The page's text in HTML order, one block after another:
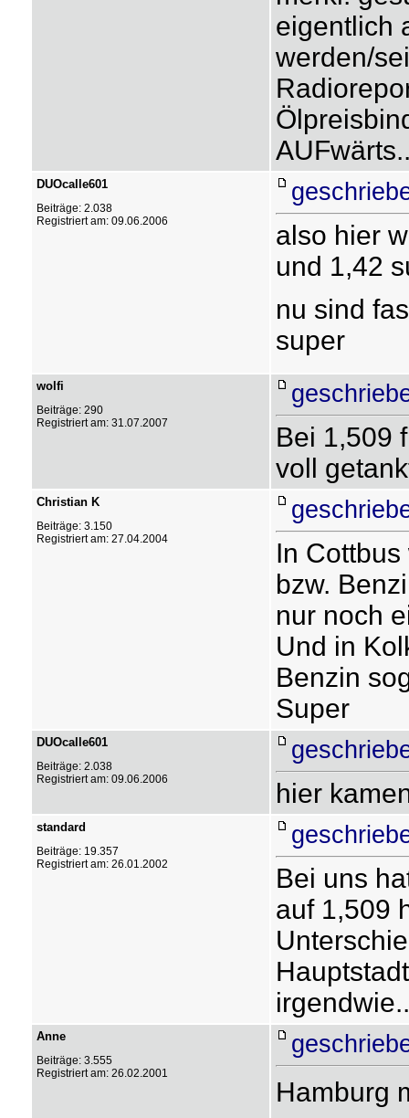
eigentlich
werden/
DUOcalle601
Beiträge: 2.038
Registriert am: 09.06.2006
also hier
und 1,42
nu sind
super
wolfi
Beiträge: 290
Registriert am: 31.07.2007
Bei 1,509
voll
Christian K
Beiträge: 3.150
Registriert am: 27.04.2004
In
bzw.
nur noch
Und in
Benzin
Super
DUOcalle601
Beiträge: 2.038
Registriert am: 09.06.2006
hier
standard
Beiträge: 19.357
Registriert am: 26.01.2002
Bei uns
auf 1,509
Anne
Beiträge: 3.555
Registriert am: 26.02.2001
Hamburg